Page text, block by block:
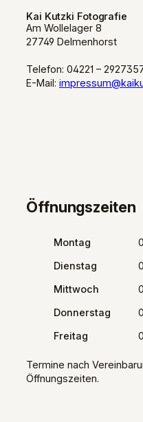
Kai Kutzki Fotografie
Am Wollelager 8
27749 Delmenhorst
Telefon: 04221 –
E-Mail:
Öffnungszeiten
Montag
Dienstag
Mittwoch
Donnerstag
Freitag
Termine nach
Öffnungszeiten.